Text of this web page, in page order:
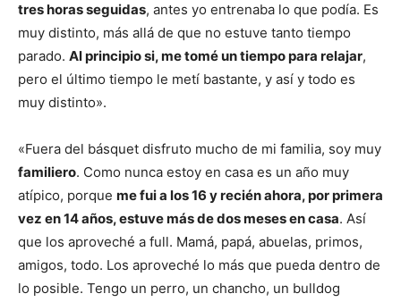
tres horas seguidas, antes yo entrenaba lo que podía. Es
muy distinto, más allá de que no estuve tanto tiempo
parado. Al principio si, me tomé un tiempo para relajar,
pero el último tiempo le metí bastante, y así y todo es
muy distinto».
«Fuera del básquet disfruto mucho de mi familia, soy muy
familiero. Como nunca estoy en casa es un año muy
atípico, porque me fui a los 16 y recién ahora, por primera
vez en 14 años, estuve más de dos meses en casa. Así
que los aproveché a full. Mamá, papá, abuelas, primos,
amigos, todo. Los aproveché lo más que pueda dentro de
lo posible. Tengo un perro, un chancho, un bulldog